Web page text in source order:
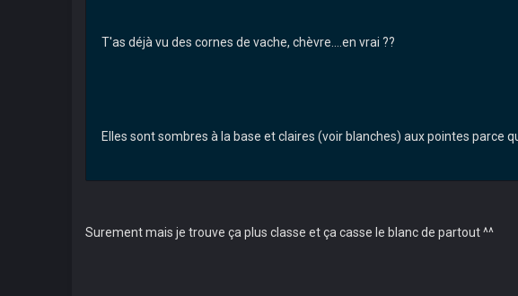
T'as déjà vu des cornes de vache, chèvre....en vrai ??
Elles sont sombres à la base et claires (voir blanches) aux pointes
Surement mais je trouve ça plus classe et ça casse le blanc de partout ^^